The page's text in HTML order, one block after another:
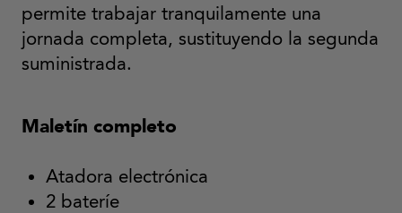
permite trabajar tranquilamente una
jornada completa, sustituyendo la segunda
suministrada.
Maletín completo
Atadora electrónica
2 bateríe